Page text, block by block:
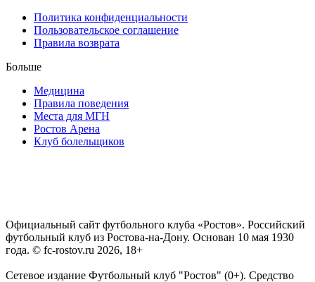
Политика конфиденциальности
Пользовательское соглашение
Правила возврата
Больше
Медицина
Правила поведения
Места для МГН
Ростов Арена
Клуб болельщиков
Официальный сайт футбольного клуба «Ростов». Российский
футбольный клуб из Ростова-на-Дону. Основан 10 мая 1930
года. © fc-rostov.ru 2026, 18+
Сетевое издание Футбольный клуб "Ростов" (0+). Средство